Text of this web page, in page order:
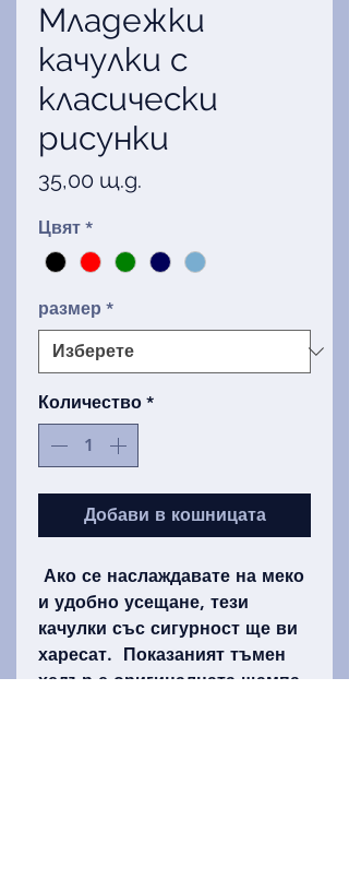
Младежки
качулки с
класически
рисунки
35,00 щ.д.
Цвят *
размер *
Количество *
Добави в кошницата
Ако се наслаждавате на меко
и удобно усещане, тези
качулки със сигурност ще ви
харесат. Показаният тъмен
хедър е оригиналната щампа,